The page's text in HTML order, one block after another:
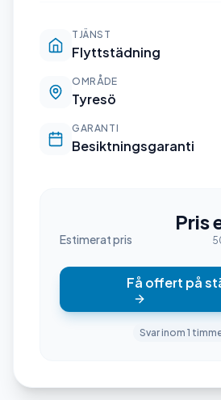
TJÄNST
Flyttstädning
OMRÅDE
Tyresö
GARANTI
Besiktningsgaranti
Estimerat pris
Pris
Få offert på
Svar inom 1